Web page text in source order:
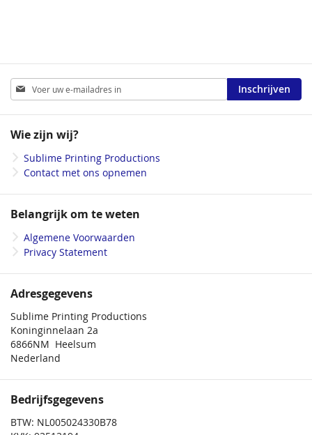
Abonneer
u
op
nieuwsbrief
Inschrijven
Wie zijn wij?
Sublime Printing Productions
Contact met ons opnemen
Belangrijk om te weten
Algemene Voorwaarden
Privacy Statement
Adresgegevens
Sublime Printing Productions
Koninginnelaan 2a
6866NM Heelsum
Nederland
Bedrijfsgegevens
BTW: NL005024330B78